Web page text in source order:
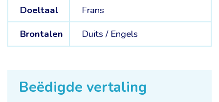
Doeltaal
Frans
Brontalen
Duits / Engels
Beëdigde vertaling